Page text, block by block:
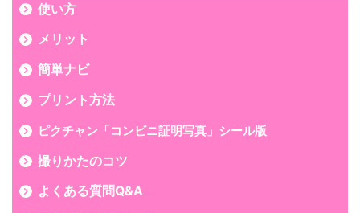
使い方
メリット
簡単ナビ
プリント方法
ピクチャン「コンビニ証明写真」シール版
撮りかたのコツ
よくある質問Q&A